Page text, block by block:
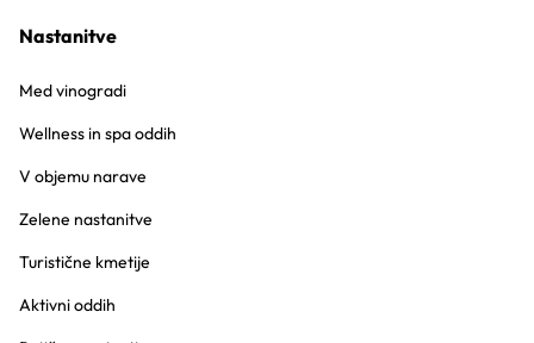
Nastanitve
Med vinogradi
Wellness in spa oddih
V objemu narave
Zelene nastanitve
Turistične kmetije
Aktivni oddih